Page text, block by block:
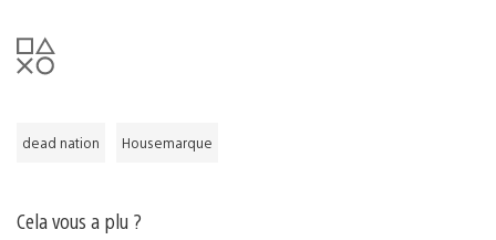
dead nation Housemarque
Cela vous a plu ?